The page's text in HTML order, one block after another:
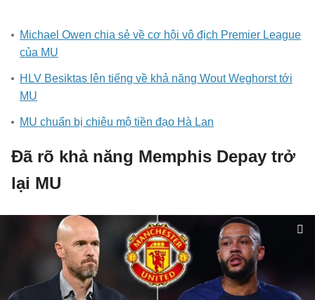
Michael Owen chia sẻ về cơ hội vô địch Premier League
của MU
HLV Besiktas lên tiếng về khả năng Wout Weghorst tới
MU
MU chuẩn bị chiêu mộ tiền đạo Hà Lan
Đã rõ khả năng Memphis Depay trở
lại MU